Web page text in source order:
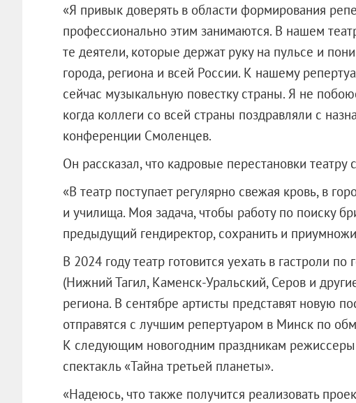
«Я привык доверять в области формирования
профессионально этим занимаются. В нашем
те деятели, которые держат руку на пульсе и
города, региона и всей России. К нашему
сейчас музыкальную повестку страны. Я не
когда коллеги со всей страны поздравляли с
конференции Смоленцев.
Он рассказал, что кадровые перестановки театру
«В театр поступает регулярно свежая кровь, в
и училища. Моя задача, чтобы работу по поиску
предыдущий гендиректор, сохранить и
В 2024 году театр готовится уехать в гастроли
(Нижний Тагил, Каменск-Уральский, Серов и
региона. В сентябре артисты представят новую
отправятся с лучшим репертуаром в Минск по
К следующим новогодним праздникам режиссеры
спектакль «Тайна третьей планеты».
«Надеюсь, что также получится реализовать